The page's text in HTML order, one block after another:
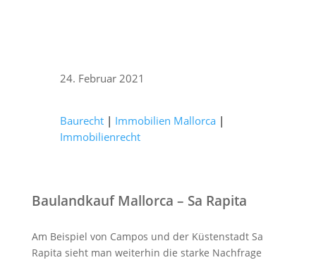
24. Februar 2021
Baurecht | Immobilien Mallorca |
Immobilienrecht
Baulandkauf Mallorca – Sa Rapita
Am Beispiel von Campos und der Küstenstadt Sa
Rapita sieht man weiterhin die starke Nachfrage